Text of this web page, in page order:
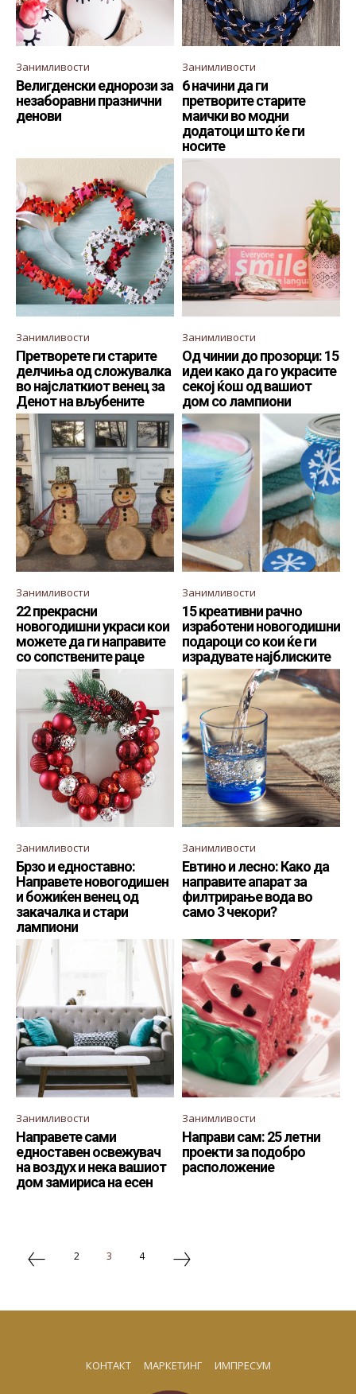
Занимливости
Велигденски еднорози за
незаборавни празнични
денови
Занимливости
6 начини да ги
претворите старите
маички во модни
додатоци што ќе ги
носите
Занимливости
Претворете ги старите
делчиња од сложувалка
во најслаткиот венец за
Денот на вљубените
Занимливости
Од чинии до прозорци: 15
идеи како да го украсите
секој ќош од вашиот
дом со лампиони
Занимливости
22 прекрасни
новогодишни украси кои
можете да ги направите
со сопствените раце
Занимливости
15 креативни рачно
изработени новогодишни
подароци со кои ќе ги
израдувате најблиските
Занимливости
Брзо и едноставно:
Направете новогодишен
и божиќен венец од
закачалка и стари
лампиони
Занимливости
Евтино и лесно: Како да
направите апарат за
филтрирање вода во
само 3 чекори?
Занимливости
Направете сами
едноставен освежувач
на воздух и нека вашиот
дом замириса на есен
Занимливости
Направи сам: 25 летни
проекти за подобро
расположение
2 3 4
КОНТАКТ МАРКЕТИНГ ИМПРЕСУМ